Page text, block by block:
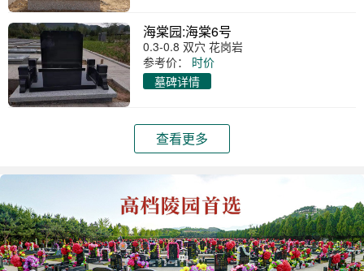
海棠园:海棠6号
0.3-0.8 双穴 花岗岩
参考价：
时价
墓碑详情
查看更多